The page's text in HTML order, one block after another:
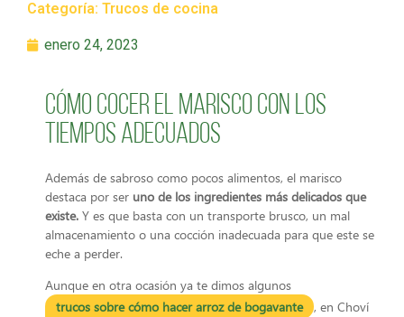
Categoría: Trucos de cocina
enero 24, 2023
Cómo cocer el marisco con los
tiempos adecuados
Además de sabroso como pocos alimentos, el marisco
destaca por ser uno de los ingredientes más delicados que
existe. Y es que basta con un transporte brusco, un mal
almacenamiento o una cocción inadecuada para que este se
eche a perder.
Aunque en otra ocasión ya te dimos algunos
trucos sobre cómo hacer arroz de bogavante
, en Choví